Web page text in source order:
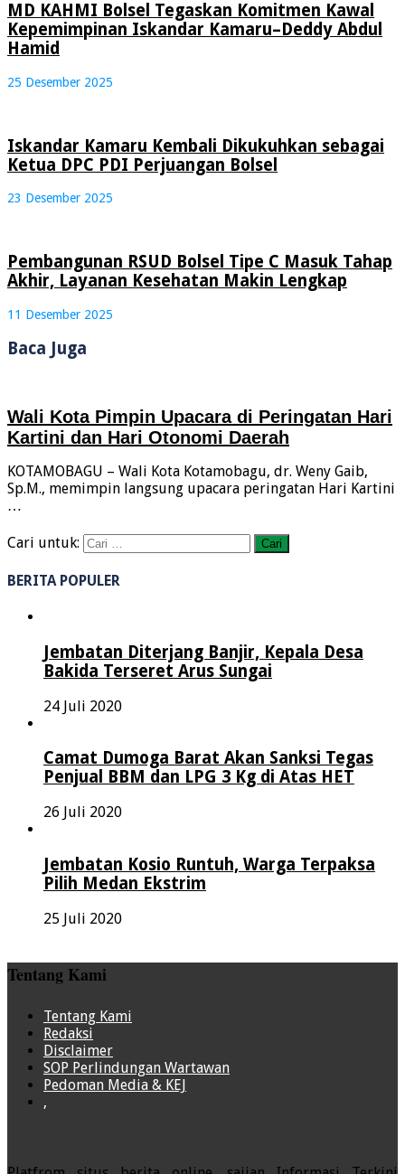
MD KAHMI Bolsel Tegaskan Komitmen Kawal
Kepemimpinan Iskandar Kamaru–Deddy Abdul
Hamid
25 Desember 2025
Iskandar Kamaru Kembali Dikukuhkan sebagai
Ketua DPC PDI Perjuangan Bolsel
23 Desember 2025
Pembangunan RSUD Bolsel Tipe C Masuk Tahap
Akhir, Layanan Kesehatan Makin Lengkap
11 Desember 2025
Baca Juga
Wali Kota Pimpin Upacara di Peringatan Hari
Kartini dan Hari Otonomi Daerah
KOTAMOBAGU – Wali Kota Kotamobagu, dr. Weny Gaib,
Sp.M., memimpin langsung upacara peringatan Hari Kartini
…
Cari untuk:
BERITA POPULER
Jembatan Diterjang Banjir, Kepala Desa
Bakida Terseret Arus Sungai
24 Juli 2020
Camat Dumoga Barat Akan Sanksi Tegas
Penjual BBM dan LPG 3 Kg di Atas HET
26 Juli 2020
Jembatan Kosio Runtuh, Warga Terpaksa
Pilih Medan Ekstrim
25 Juli 2020
Tentang Kami
Tentang Kami
Redaksi
Disclaimer
SOP Perlindungan Wartawan
Pedoman Media & KEJ
,